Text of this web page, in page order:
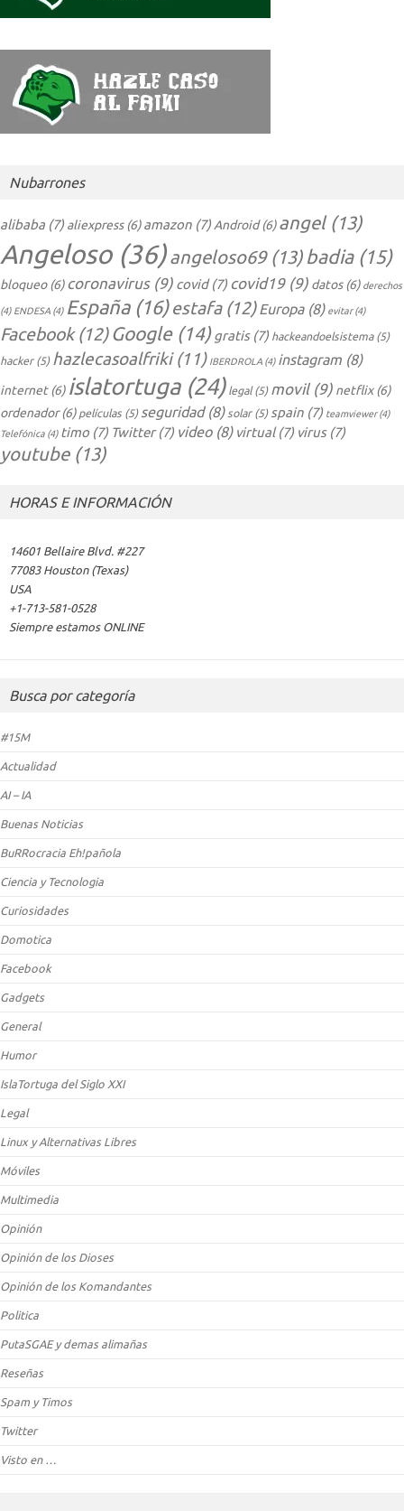
Nubarrones
alibaba (7) aliexpress(6) amazon (7)Android(6) angel(13)
Angeloso(36)angeloso69(13) badia(15)
bloqueo(6) coronavirus(9) covid(7) covid19(9) datos(6) derechos
(4) ENDESA (4) España(16) estafa(12) Europa(8) evitar(4)
Facebook(12) Google(14) gratis(7) hackeandoelsistema(5)
hacker(5) hazlecasoalfriki(11) IBERDROLA (4) instagram (8)
internet(6) islatortuga(24) legal(5) movil(9) netflix(6)
ordenador(6) películas (5) seguridad(8) solar(5) spain (7) teamviewer(4)
Telefónica (4) timo (7) Twitter(7) video(8) virtual(7) virus(7)
youtube(13)
HORAS E INFORMACIÓN
14601 Bellaire Blvd. #227
77083 Houston (Texas)
USA
+1-713-581-0528
Siempre estamos ONLINE
Busca por categoría
#15M
Actualidad
AI – IA
Buenas Noticias
BuRRocracia Eh!pañola
Ciencia y Tecnologia
Curiosidades
Domotica
Facebook
Gadgets
General
Humor
IslaTortuga del Siglo XXI
Legal
Linux y Alternativas Libres
Móviles
Multimedia
Opinión
Opinión de los Dioses
Opinión de los Komandantes
Politica
PutaSGAE y demas alimañas
Reseñas
Spam y Timos
Twitter
Visto en …